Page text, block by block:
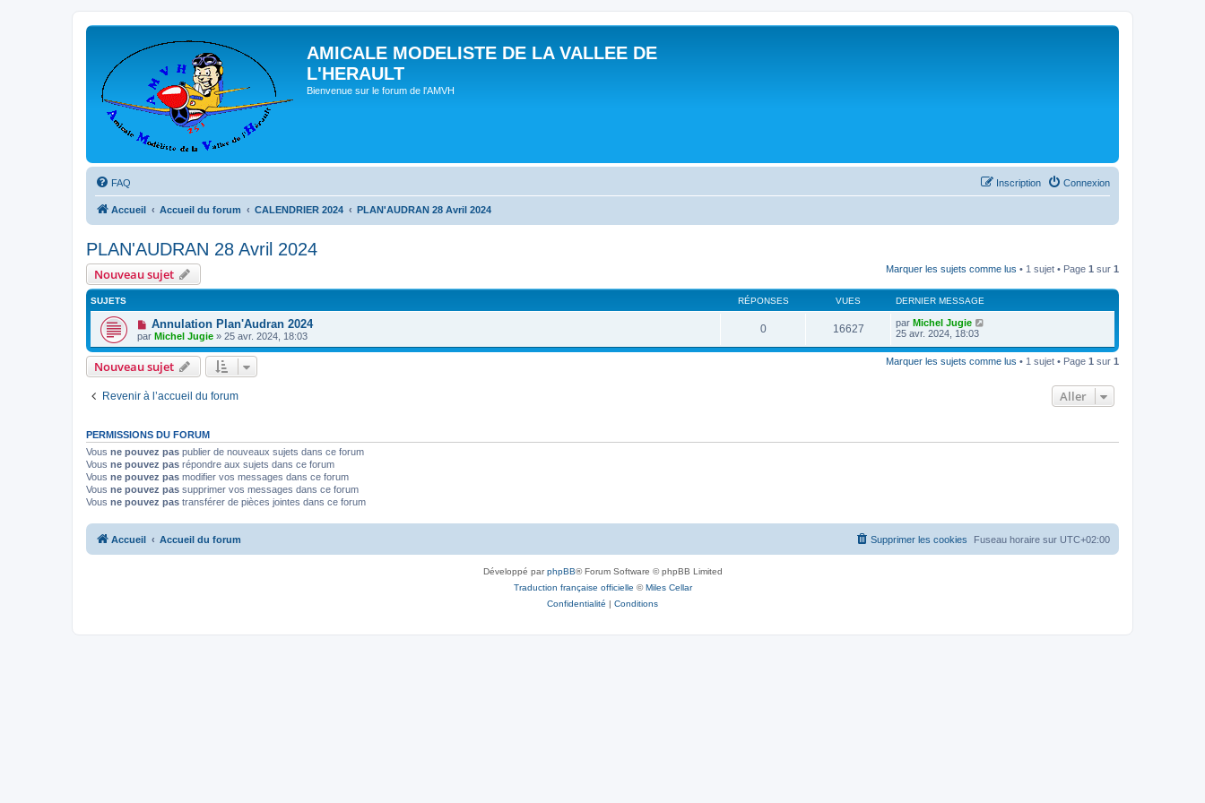
AMICALE MODELISTE DE LA VALLEE DE
L'HERAULT
Bienvenue sur le forum de l'AMVH
FAQ Connexion
Inscription
Accueil Accueil du forum CALENDRIER 2024 PLAN'AUDRAN 28 Avril 2024
PLAN'AUDRAN 28 Avril 2024
Nouveau sujet Marquer les sujets comme lus • 1 sujet • Page 1 sur 1
SUJETS RÉPONSES VUES DERNIER MESSAGE
Annulation Plan'Audran 2024
par Michel Jugie » 25 avr. 2024, 18:03
0 16627 par Michel Jugie
25 avr. 2024, 18:03
Nouveau sujet Marquer les sujets comme lus • 1 sujet • Page 1 sur 1
Revenir à l’accueil du forum Aller
PERMISSIONS DU FORUM
Vous ne pouvez pas publier de nouveaux sujets dans ce forum
Vous ne pouvez pas répondre aux sujets dans ce forum
Vous ne pouvez pas modifier vos messages dans ce forum
Vous ne pouvez pas supprimer vos messages dans ce forum
Vous ne pouvez pas transférer de pièces jointes dans ce forum
Accueil Accueil du forum Fuseau horaire sur UTC+02:00
Supprimer les cookies
Développé parphpBB® Forum Software © phpBB Limited
Traduction française officielle ©Miles Cellar
Confidentialité | Conditions